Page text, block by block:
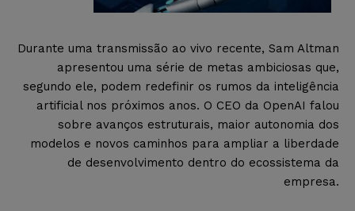
Durante uma transmissão ao vivo recente, Sam Altman
apresentou uma série de metas ambiciosas que,
segundo ele, podem redefinir os rumos da inteligência
artificial nos próximos anos. O CEO da OpenAI falou
sobre avanços estruturais, maior autonomia dos
modelos e novos caminhos para ampliar a liberdade
de desenvolvimento dentro do ecossistema da
empresa.